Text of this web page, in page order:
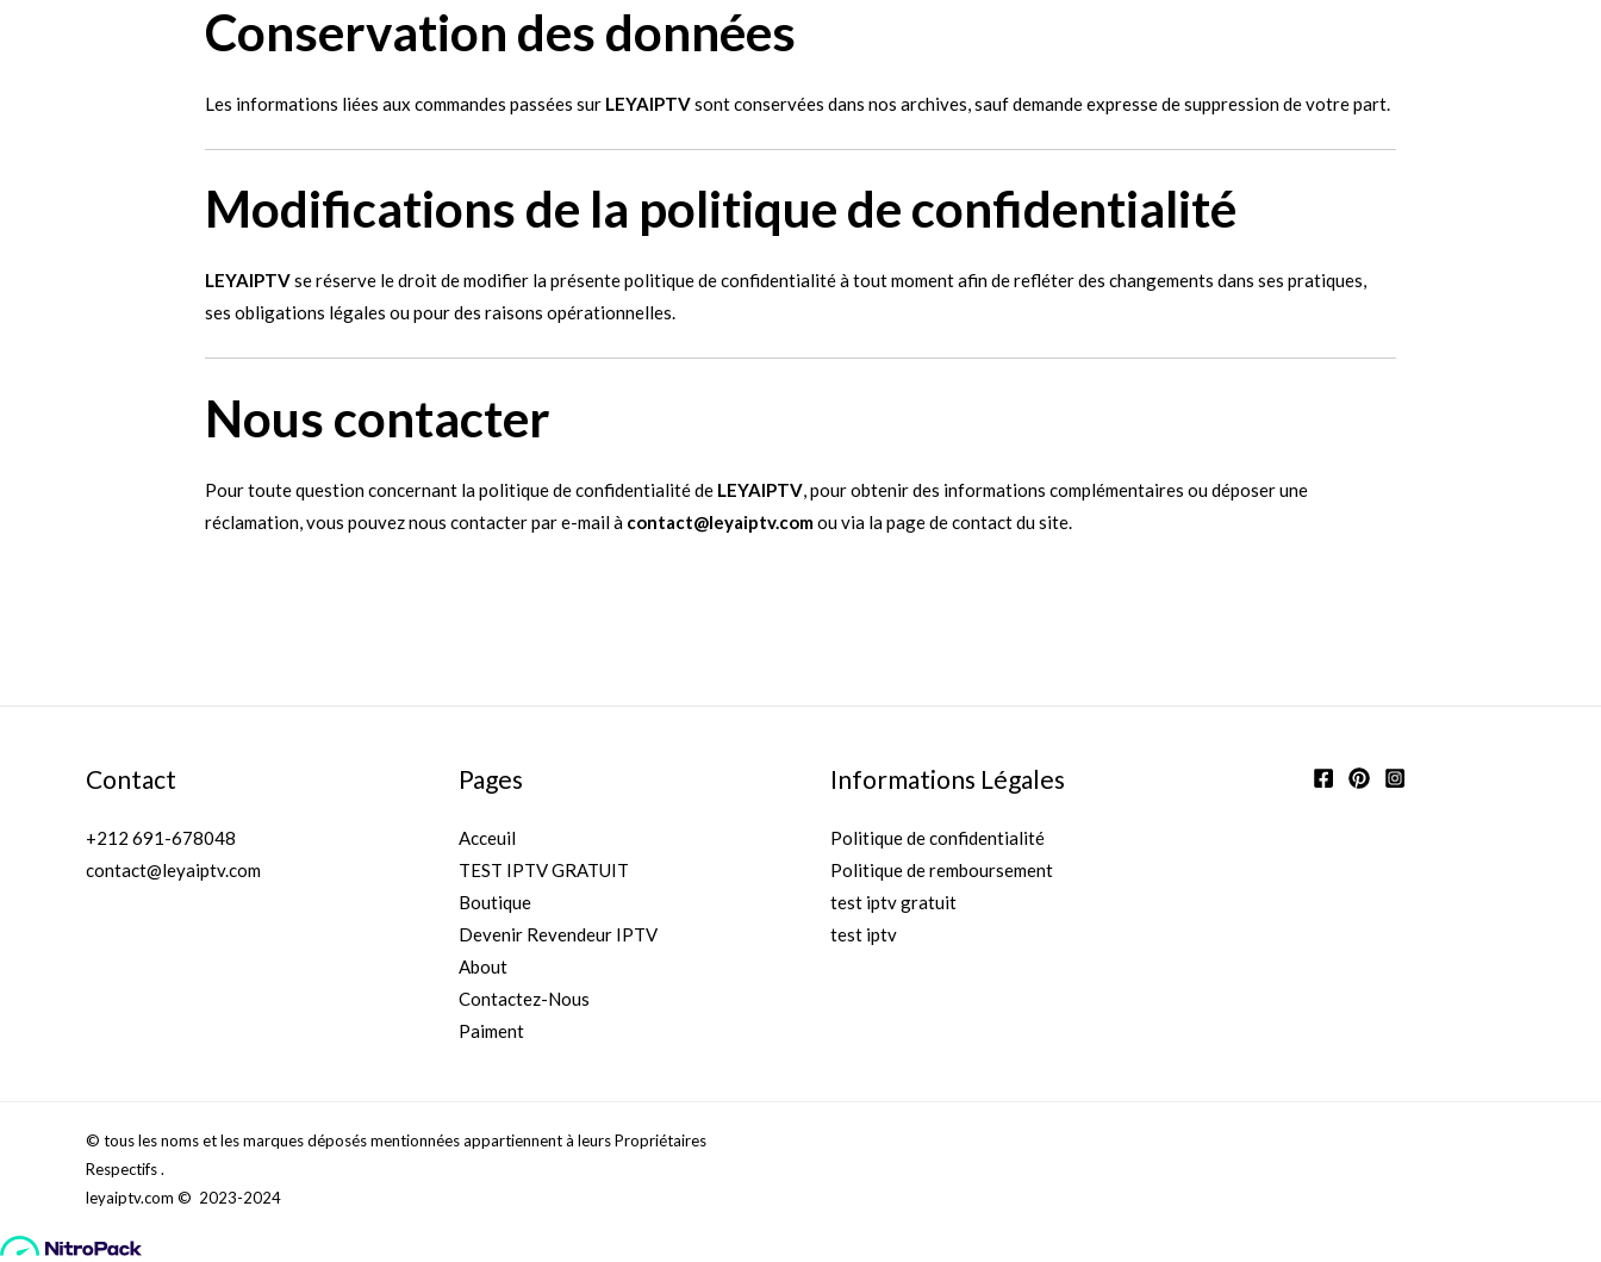
Conservation des données
Les informations liées aux commandes passées sur LEYAIPTVsont conservées dans nos archives, sauf demande expresse de suppression de votre part.
Modifications de la politique de confidentialité
LEYAIPTVse réserve le droit de modifier la présente politique de confidentialité à tout moment afin de refléter des changements dans ses pratiques,
ses obligations légales ou pour des raisons opérationnelles.
Nous contacter
Pour toute question concernant la politique de confidentialité de LEYAIPTV , pour obtenir des informations complémentaires ou déposer une
réclamation, vous pouvez nous contacter par e-mail à contact@leyaiptv.comou via la page de contact du site.
Contact
+212 691-678048
contact@leyaiptv.com
Pages
Acceuil
TEST IPTV GRATUIT
Boutique
Devenir Revendeur IPTV
About
Contactez-Nous
Paiment
Informations Légales
Politique de confidentialité
Politique de remboursement
test iptv gratuit
test iptv
© tous les noms et les marques déposés mentionnées appartiennent à leurs Propriétaires
Respectifs .
leyaiptv.com © 2023-2024